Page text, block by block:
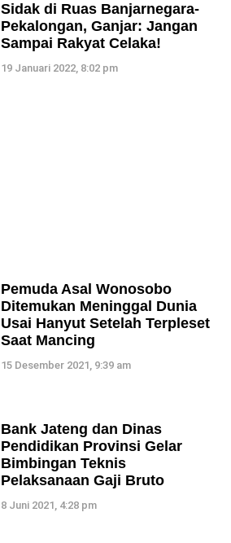
Sidak di Ruas Banjarnegara-
Pekalongan, Ganjar: Jangan
Sampai Rakyat Celaka!
19 Januari 2022, 8:02 pm
Pemuda Asal Wonosobo
Ditemukan Meninggal Dunia
Usai Hanyut Setelah Terpleset
Saat Mancing
15 Desember 2021, 9:39 am
Bank Jateng dan Dinas
Pendidikan Provinsi Gelar
Bimbingan Teknis
Pelaksanaan Gaji Bruto
8 Juni 2021, 4:28 pm